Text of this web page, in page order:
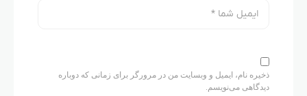
ذخیره نام، ایمیل و وبسایت من در مرورگر برای زمانی که دوباره
دیدگاهی می‌نویسم.